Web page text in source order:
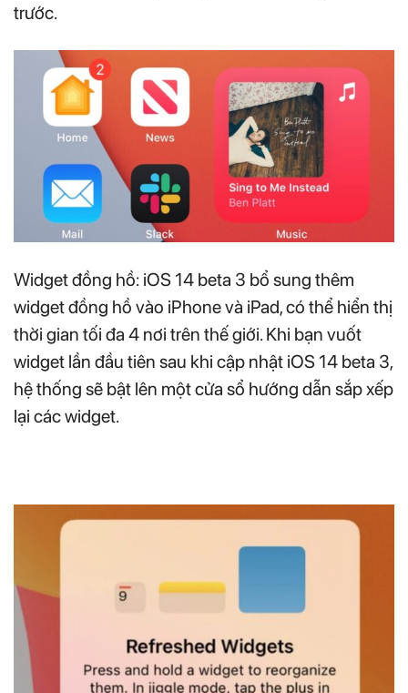
trước.
Widget đồng hồ: iOS 14 beta 3 bổ sung thêm
widget đồng hồ vào iPhone và iPad, có thể hiển thị
thời gian tối đa 4 nơi trên thế giới. Khi bạn vuốt
widget lần đầu tiên sau khi cập nhật iOS 14 beta 3,
hệ thống sẽ bật lên một cửa sổ hướng dẫn sắp xếp
lại các widget.